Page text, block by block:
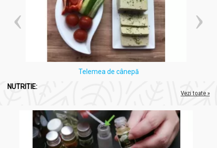
Nu se va depăși doza indicată și nu se va administra
nediluat.
Se administrează doar diluat în miere sau ulei alimentar,
nu și în apă.
A nu se lăsa la îndemâna și la vederea copiilor mici.
A se consuma de preferință, înainte de: vezi data
înscrisă pe ambalaj.
A se păstra bine închis, ferit de umiditate și căldură.
Administrare
Ulei esential integral lavanda angustifolia 5ml - LIFE
Supliment:Se iau câte 3-4 picături de 2 ori pe zi. Fiecare
Telemea de cânepă
NUTRITIE:
Vezi toate »